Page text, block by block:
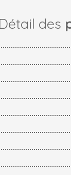
Détail des